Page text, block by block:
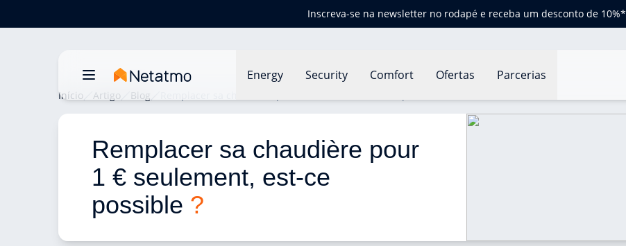
Inscreva-se na newsletter no rodapé e receba um desconto de 10%*
Energy Security Comfort Ofertas Parcerias
Início Artigo Blog
Remplacer sa chaudière pour
1 € seulement, est-ce
possible ?